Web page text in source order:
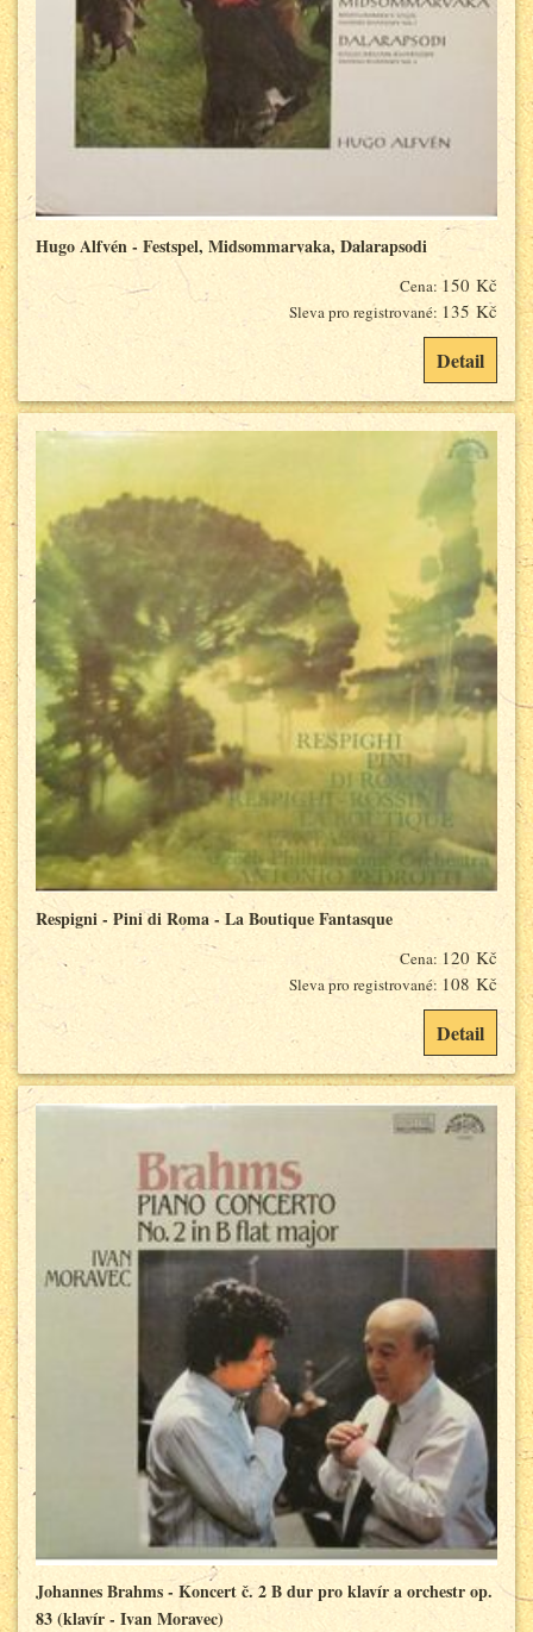
Hugo Alfvén - Festspel, Midsommarvaka, Dalarapsodi
Cena: 150 Kč
Sleva pro registrované: 135 Kč
Detail
Respigni - Pini di Roma - La Boutique Fantasque
Cena: 120 Kč
Sleva pro registrované: 108 Kč
Detail
Johannes Brahms - Koncert č. 2 B dur pro klavír a orchestr op.
83 (klavír - Ivan Moravec)